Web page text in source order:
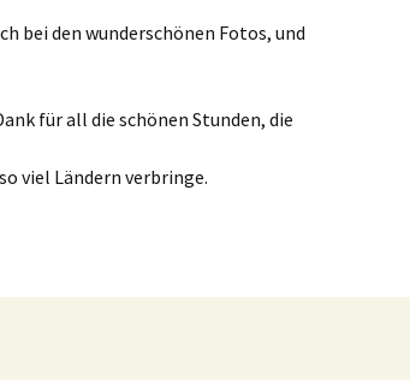
bei den wunderschönen Fotos, und
für all die schönen Stunden, die
viel Ländern verbringe.